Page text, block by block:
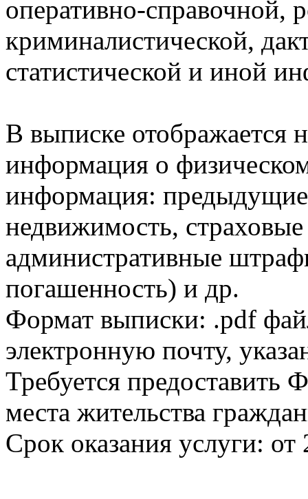
оперативно-справочной,
криминалистической,
статистической и иной
В выписке отображается
информация о
информация:
недвижимость,
административные
погашенность) и др.
Формат выписки: .pdf
электронную почту,
Требуется
места жительства
Срок оказания услуги: от